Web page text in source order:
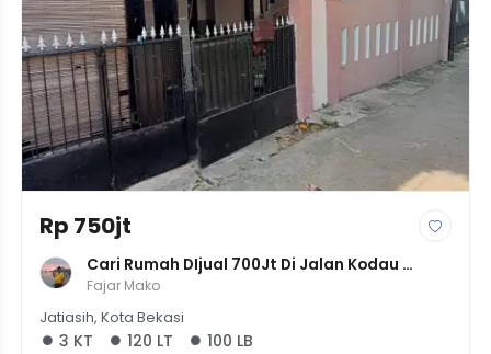
Rp 750jt
Cari Rumah DIjual 700Jt Di Jalan Kodau
Jatiasih 3Kamar SHM
Fajar Mako
Jatiasih, Kota Bekasi
3 KT 120 LT 100 LB